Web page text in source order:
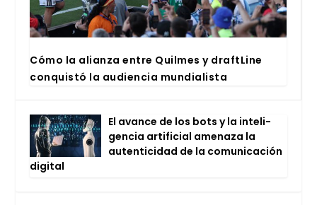
Cómo la alian­za entre Quil­mes y draftLi­ne
con­quis­tó la audien­cia mun­dia­lis­ta
El avan­ce de los bots y la inte­li­
gen­cia arti­fi­cial ame­na­za la
auten­ti­ci­dad de la comu­ni­ca­ción
digi­tal